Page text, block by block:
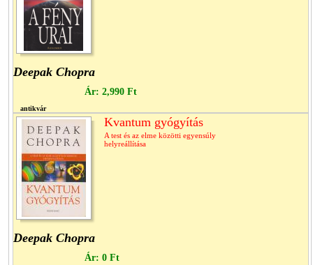
Deepak Chopra
Ár: 2,990 Ft
antikvár
Kvantum gyógyítás
A test és az elme közötti egyensúly
helyreállítása
Deepak Chopra
Ár: 0 Ft